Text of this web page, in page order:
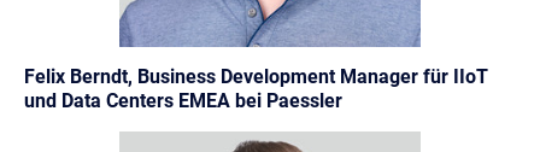
Felix Berndt, Business Development Manager für IIoT
und Data Centers EMEA bei Paessler